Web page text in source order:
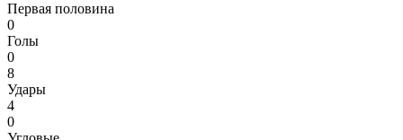
Первая половина
0
Голы
0
8
Удары
4
0